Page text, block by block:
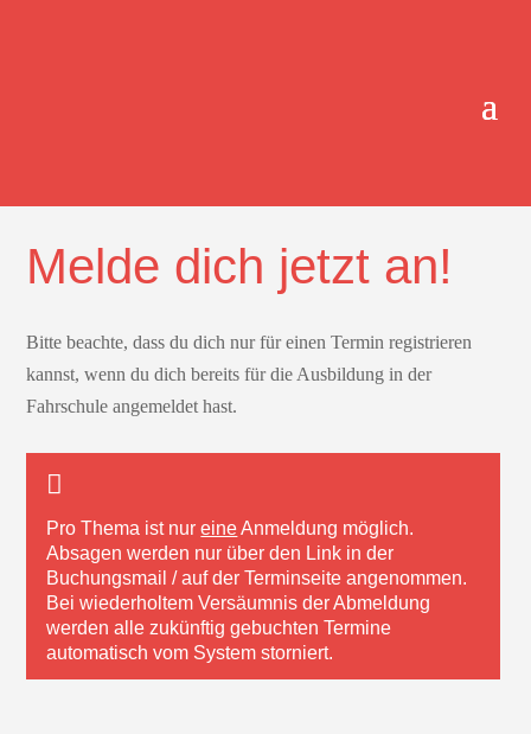
Melde dich jetzt an!
Bitte beachte, dass du dich nur für einen Termin registrieren
kannst, wenn du dich bereits für die Ausbildung in der
Fahrschule angemeldet hast.
Pro Thema ist nureineAnmeldung möglich.
Absagen werden nur über den Link in der
Buchungsmail / auf der Terminseite angenommen.
Bei wiederholtem Versäumnis der Abmeldung
werden alle zukünftig gebuchten Termine
automatisch vom System storniert.